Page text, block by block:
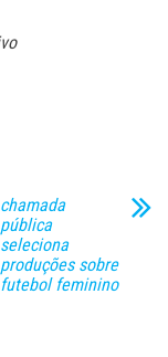
chamada
pública
seleciona
produções sobre
futebol feminino